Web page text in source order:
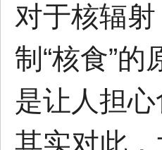
对于核辐
制“核食”
是让人担
其实对此